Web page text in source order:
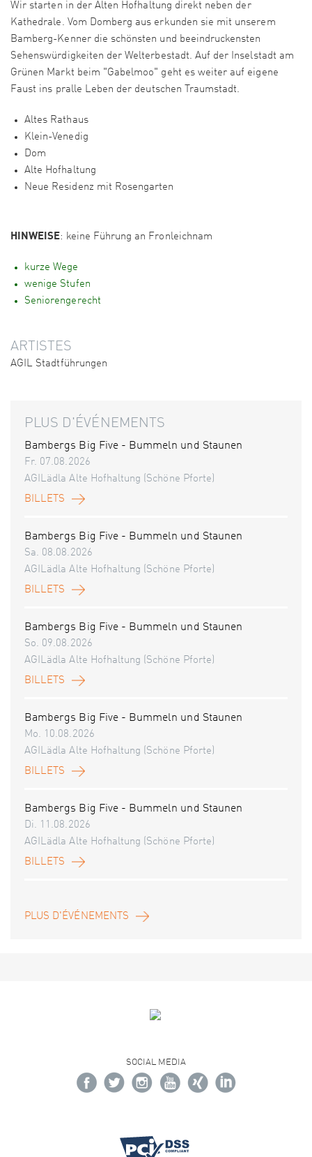
Wir starten in der Alten Hofhaltung direkt neben der
Kathedrale. Vom Domberg aus erkunden sie mit unserem
Bamberg-Kenner die schönsten und beeindruckensten
Sehenswürdigkeiten der Welterbestadt. Auf der Inselstadt am
Grünen Markt beim "Gabelmoo" geht es weiter auf eigene
Faust ins pralle Leben der deutschen Traumstadt.
Altes Rathaus
Klein-Venedig
Dom
Alte Hofhaltung
Neue Residenz mit Rosengarten
HINWEISE: keine Führung an Fronleichnam
kurze Wege
wenige Stufen
Seniorengerecht
ARTISTES
AGIL Stadtführungen
PLUS D'ÉVÉNEMENTS
Bambergs Big Five - Bummeln und Staunen
Fr. 07.08.2026
AGILädla Alte Hofhaltung (Schöne Pforte)
BILLETS
Bambergs Big Five - Bummeln und Staunen
Sa. 08.08.2026
AGILädla Alte Hofhaltung (Schöne Pforte)
BILLETS
Bambergs Big Five - Bummeln und Staunen
So. 09.08.2026
AGILädla Alte Hofhaltung (Schöne Pforte)
BILLETS
Bambergs Big Five - Bummeln und Staunen
Mo. 10.08.2026
AGILädla Alte Hofhaltung (Schöne Pforte)
BILLETS
Bambergs Big Five - Bummeln und Staunen
Di. 11.08.2026
AGILädla Alte Hofhaltung (Schöne Pforte)
BILLETS
PLUS D'ÉVÉNEMENTS
SOCIAL MEDIA